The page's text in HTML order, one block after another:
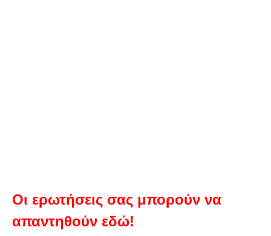
Οι ερωτήσεις σας μπορούν να
απαντηθούν εδώ!